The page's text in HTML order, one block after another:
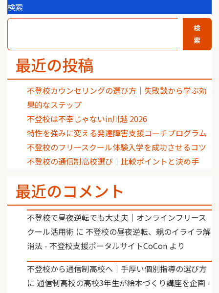
検索
検
索
最近の投稿
不登校カウンセリングの選び方｜失敗談から学ぶ効
果的なステップ
不登校は不幸じゃないin川越 2026
特性を強みに変える発達障害支援コーチプログラム
不登校のフリースクール体験入学を成功させるコツ
不登校の通信制高校選び｜比較ポイントと決め手
最近のコメント
不登校で昼夜逆転でも大丈夫｜オンラインフリース
クール活用術 に 不登校の昼夜逆転、親のイライラ解
消法 - 不登校支援ポータルサイトCoCon より
不登校から通信制高校へ｜手厚い個別指導の選び方
に 通信制高校の高校3年生が絵本づくり講座を企画 -